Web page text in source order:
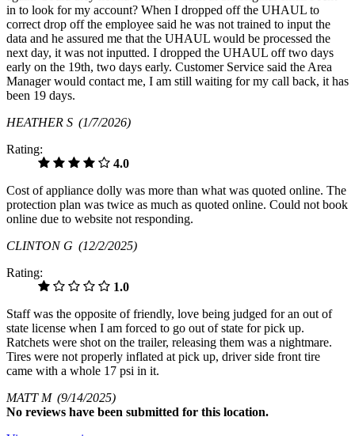
in to look for my account? When I dropped off the UHAUL to
correct drop off the employee said he was not trained to input the
data and he assured me that the UHAUL would be processed the
next day, it was not inputted. I dropped the UHAUL off two days
early on the 19th, two days early. Customer Service said the Area
Manager would contact me, I am still waiting for my call back, it has
been 19 days.
HEATHER S (1/7/2026)
Rating:
4.0
Cost of appliance dolly was more than what was quoted online. The
protection plan was twice as much as quoted online. Could not book
online due to website not responding.
CLINTON G (12/2/2025)
Rating:
1.0
Staff was the opposite of friendly, love being judged for an out of
state license when I am forced to go out of state for pick up.
Ratchets were shot on the trailer, releasing them was a nightmare.
Tires were not properly inflated at pick up, driver side front tire
came with a whole 17 psi in it.
MATT M (9/14/2025)
No reviews have been submitted for this location.